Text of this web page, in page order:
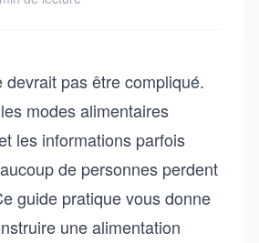
devrait pas être compliqué.
modes alimentaires
les informations parfois
de personnes perdent
guide pratique vous donne
une alimentation